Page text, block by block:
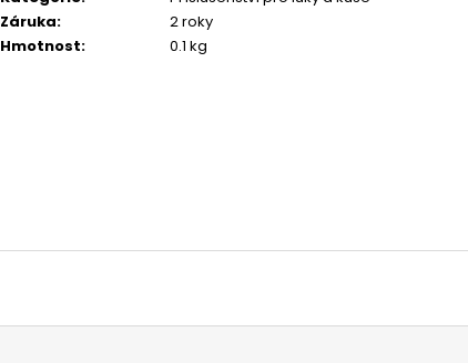
Záruka:
2 roky
Hmotnost: 0.1 kg
ŠÍP KARBONOVÝ DO KUŠÍ 16" - 1 KS